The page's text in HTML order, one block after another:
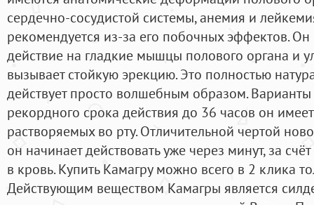
сердечно-сосудистой системы, анемия и
рекомендуется из-за его побочных эффектов.
действие на гладкие мышцы полового органа и
вызывает стойкую эрекцию. Это полностью
действует просто волшебным образом.
рекордного срока действия до 36 часов он
растворяемых во рту. Отличительной чертой
он начинает действовать уже через минут, за
в кровь. Купить Камагру можно всего в 2 клика
Действующим веществом Камагры является